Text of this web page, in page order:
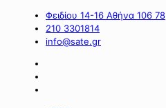
Φειδίου 14-16 Αθήνα 106 78
210 3301814
info@sate.gr